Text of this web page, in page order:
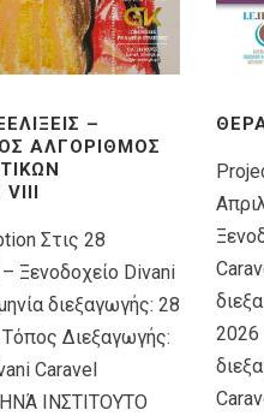
–
ΑΛΓΌΡΙΘΜΟΣ
Στις 28
Ξενοδοχείο Divani
διεξαγωγής: 28
Διεξαγωγής:
Caravel
ΙΝΣΤΙΤΟΥΤΟ